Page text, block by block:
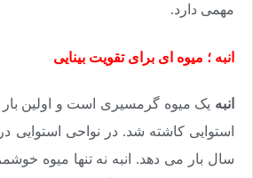
مهمی دارد.
انبه ؛ میوه ای برای تقویت بینایی
انبه یک میوه گرمسیری است و اولین بار
استوایی کاشته شد. در نواحی استوایی
سال بار می دهد. انبه نه تنها میوه